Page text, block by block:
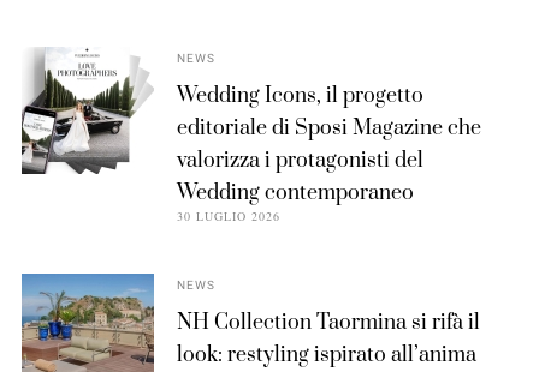
NEWS
Wedding Icons, il progetto
editoriale di Sposi Magazine che
valorizza i protagonisti del
Wedding contemporaneo
30 LUGLIO 2026
NEWS
NH Collection Taormina si rifà il
look: restyling ispirato all’anima